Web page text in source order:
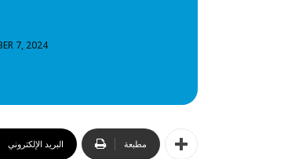
7, 2024
البريد الإلكتروني مطبعة